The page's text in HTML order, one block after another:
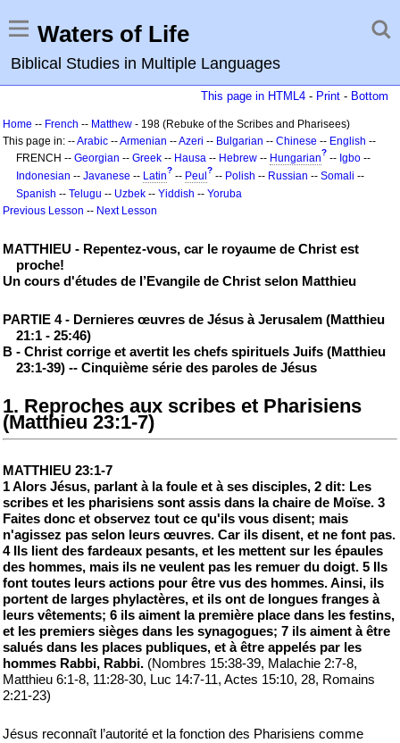
Waters of Life
Biblical Studies in Multiple Languages
This page in HTML4 - Print - Bottom
Home -- French -- Matthew - 198 (Rebuke of the Scribes and Pharisees)
This page in: --Arabic --Armenian --Azeri -- Bulgarian -- Chinese -- English --
FRENCH -- Georgian -- Greek -- Hausa -- Hebrew -- Hungarian? -- Igbo --
Indonesian -- Javanese -- Latin? -- Peul ? -- Polish -- Russian -- Somali --
Spanish -- Telugu -- Uzbek -- Yiddish -- Yoruba
Previous Lesson -- Next Lesson
MATTHIEU - Repentez-vous, car le royaume de Christ est
proche!
Un cours d'études de l’Evangile de Christ selon Matthieu
PARTIE 4 - Dernieres œuvres de Jésus à Jerusalem (Matthieu
21:1 - 25:46)
B - Christ corrige et avertit les chefs spirituels Juifs (Matthieu
23:1-39) -- Cinquième série des paroles de Jésus
1. Reproches aux scribes et Pharisiens
(Matthieu 23:1-7)
MATTHIEU 23:1-7
1 Alors Jésus, parlant à la foule et à ses disciples, 2 dit: Les
scribes et les pharisiens sont assis dans la chaire de Moïse. 3
Faites donc et observez tout ce qu'ils vous disent; mais
n'agissez pas selon leurs œuvres. Car ils disent, et ne font pas.
4 Ils lient des fardeaux pesants, et les mettent sur les épaules
des hommes, mais ils ne veulent pas les remuer du doigt. 5 Ils
font toutes leurs actions pour être vus des hommes. Ainsi, ils
portent de larges phylactères, et ils ont de longues franges à
leurs vêtements; 6 ils aiment la première place dans les festins,
et les premiers sièges dans les synagogues; 7 ils aiment à être
salués dans les places publiques, et à être appelés par les
hommes Rabbi, Rabbi. (Nombres 15:38-39, Malachie 2:7-8,
Matthieu 6:1-8, 11:28-30, Luc 14:7-11, Actes 15:10, 28, Romains
2:21-23)
Jésus reconnaît l’autorité et la fonction des Pharisiens comme